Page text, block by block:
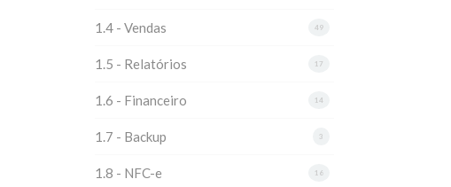
49
1.4 - Vendas
17
1.5 - Relatórios
14
1.6 - Financeiro
3
1.7 - Backup
16
1.8 - NFC-e